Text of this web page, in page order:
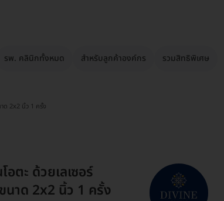
รพ. คลินิกทั้งหมด สำหรับลูกค้าองค์กร รวมสิทธิพิเศษ
ด 2x2 นิ้ว 1 ครั้ง
ตะ ด้วยเลเซอร์
นาด 2x2 นิ้ว 1 ครั้ง